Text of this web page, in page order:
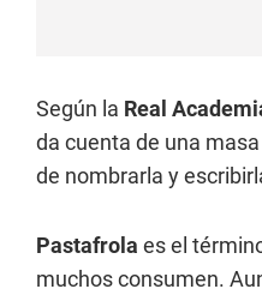
Según la Real
da cuenta de una
de nombrarla y
Pastafrola es el
muchos consumen.